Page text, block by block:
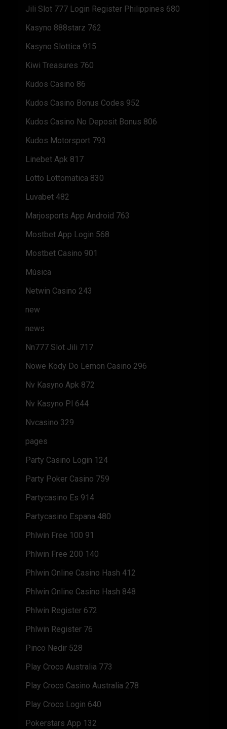
Jili Slot 777 Login Register Philippines 680
Kasyno 888starz 762
Kasyno Slottica 915
Kiwi Treasures 760
Kudos Casino 86
Kudos Casino Bonus Codes 952
Kudos Casino No Deposit Bonus 806
Kudos Motorsport 793
Linebet Apk 817
Lotto Lottomatica 830
Luvabet 482
Marjosports App Android 763
Mostbet App Login 568
Mostbet Casino 901
Música
Netwin Casino 243
new
news
Nn777 Slot Jili 717
Nowe Kody Do Lemon Casino 296
Nv Kasyno Apk 872
Nv Kasyno Pl 644
Nvcasino 329
pages
Party Casino Login 124
Party Poker Casino 759
Partycasino Es 914
Partycasino Espana 480
Phlwin Free 100 91
Phlwin Free 200 140
Phlwin Online Casino Hash 412
Phlwin Online Casino Hash 848
Phlwin Register 672
Phlwin Register 76
Pinco Nedir 528
Play Croco Australia 773
Play Croco Casino Australia 278
Play Croco Login 640
Pokerstars App 132